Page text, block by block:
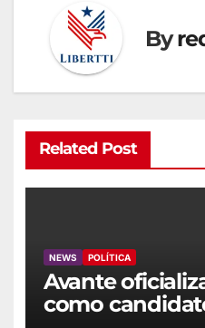
By
Related Post
NEWS POLÍTICA
Avante
como